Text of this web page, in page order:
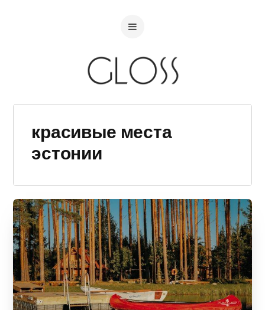
красивые места
эстонии